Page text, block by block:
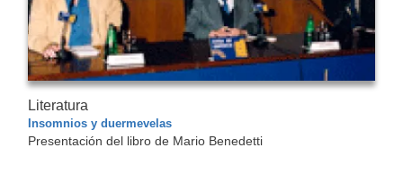
Literatura
Insomnios y duermevelas
Presentación del libro de Mario Benedetti